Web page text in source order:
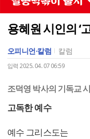
용혜원 시인의 ‘
오피니언·칼럼 칼럼
입력 2025. 04. 07 06:59
조덕영 박사의 기독교
고독한 예수
예수 그리스도는